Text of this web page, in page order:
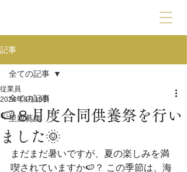
記事
全ての記事
里親募集
全ての記事
🍉８月度合同供養祭を行い
ました🌞
従業員
2024年8月18日
まだまだ暑いですが、夏の楽しみを満
喫されていますか🍉？ この季節は、海